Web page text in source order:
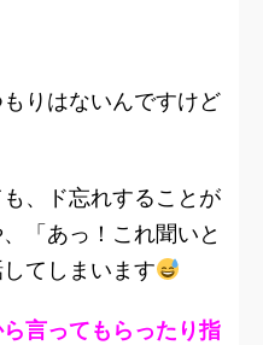
りはないんですけど
、ド忘れすることが
「あっ！これ聞いと
てしまいます
言ってもらったり指